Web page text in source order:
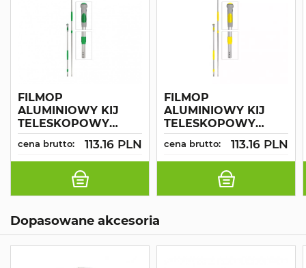
FILMOP
ALUMINIOWY KIJ
TELESKOPOWY
ERGONOMICZNY
UCHWYT 2-
ELEMENTOWY
SZARO-ZIELONY
cena brutto: 113.16 PLN
FILMOP
ALUMINIOWY KIJ
TELESKOPOWY
ERGONOMICZNY
UCHWYT 2-
ELEMENTY SZARO-
cena brutto: 113.16 PLN
Dopasowane akcesoria